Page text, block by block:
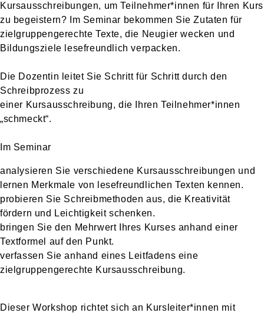
Kursausschreibungen, um Teilnehmer*innen für Ihren Kurs
zu begeistern? Im Seminar bekommen Sie Zutaten für
zielgruppengerechte Texte, die Neugier wecken und
Bildungsziele lesefreundlich verpacken.
Die Dozentin leitet Sie Schritt für Schritt durch den
Schreibprozess zu
einer Kursausschreibung, die Ihren Teilnehmer*innen
„schmeckt“.
Im Seminar
analysieren Sie verschiedene Kursausschreibungen und
lernen Merkmale von lesefreundlichen Texten kennen.
probieren Sie Schreibmethoden aus, die Kreativität
fördern und Leichtigkeit schenken.
bringen Sie den Mehrwert Ihres Kurses anhand einer
Textformel auf den Punkt.
verfassen Sie anhand eines Leitfadens eine
zielgruppengerechte Kursausschreibung.
Dieser Workshop richtet sich an Kursleiter*innen mit